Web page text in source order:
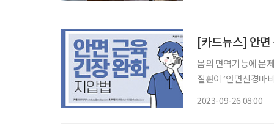
[카드뉴스] 안면
몸의 면역기능에 문
질환이 ‘안면신경마
2023-09-26 08:00